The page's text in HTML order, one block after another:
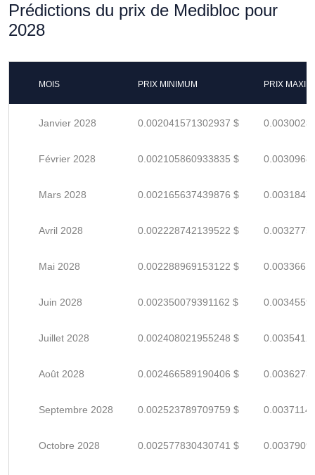
Prédictions du prix de Medibloc pour
2028
MOIS PRIX MINIMUM PRIX
Janvier 2028 0.002041571302937 $
Février 2028 0.002105860933835 $
Mars 2028 0.002165637439876 $
Avril 2028 0.002228742139522 $
Mai 2028 0.002288969153122 $
Juin 2028 0.002350079391162 $
Juillet 2028 0.002408021955248 $
Août 2028 0.002466589190406 $
Septembre 2028 0.002523789709759 $
Octobre 2028 0.002577830430741 $